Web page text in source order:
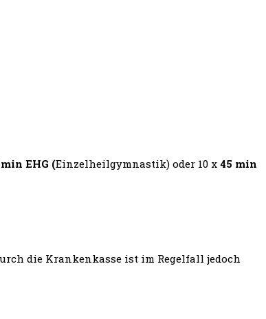
min EHG (Einzelheilgymnastik) oder 10 x 45 min
die Krankenkasse ist im Regelfall jedoch